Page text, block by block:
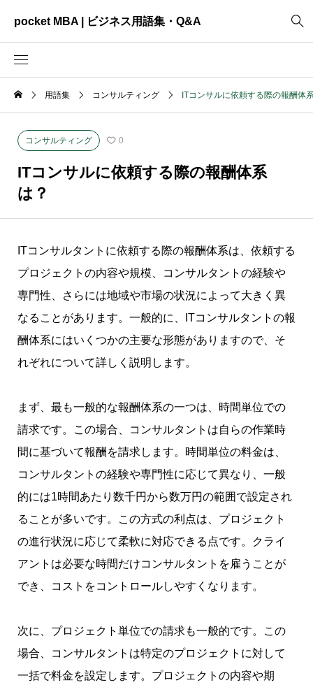
pocket MBA | ビジネス用語集・Q&A
ビジネス全般 2465
資料作成
創業計画
用語集 コンサルティング ITコンサルに依頼する際の報酬体
コンサルティング 0
ITコンサルに依頼する際の報酬体系
は？
ITコンサルタントに依頼する際の報酬体系は、依頼する
プロジェクトの内容や規模、コンサルタントの経験や
専門性、さらには地域や市場の状況によって大きく異
なることがあります。一般的に、ITコンサルタントの報
酬体系にはいくつかの主要な形態がありますので、そ
れぞれについて詳しく説明します。
まず、最も一般的な報酬体系の一つは、時間単位での
請求です。この場合、コンサルタントは自らの作業時
間に基づいて報酬を請求します。時間単位の料金は、
コンサルタントの経験や専門性に応じて異なり、一般
的には1時間あたり数千円から数万円の範囲で設定され
ることが多いです。この方式の利点は、プロジェクト
の進行状況に応じて柔軟に対応できる点です。クライ
アントは必要な時間だけコンサルタントを雇うことが
でき、コストをコントロールしやすくなります。
次に、プロジェクト単位での請求も一般的です。この
場合、コンサルタントは特定のプロジェクトに対して
一括で料金を設定します。プロジェクトの内容や期